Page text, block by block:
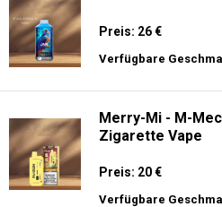
Preis: 26 €
Verfügbare
Merry-Mi - M-
Zigarette Vape
Preis: 20 €
Verfügbare